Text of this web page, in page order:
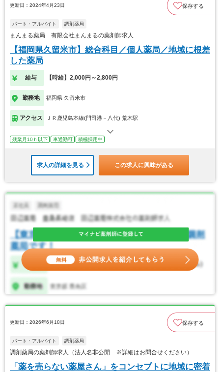
更新日：2024年4月23日 保存する
パート・アルバイト 調剤薬局
まんまる薬局 有限会社まんまるの薬剤師求人
【福岡県久留米市】総合科目／個人薬局／地域に根差
した薬局
給与 【時給】2,000円～2,800円
勤務地 福岡県 久留米市
アクセス ＪＲ鹿児島本線(門司港－八代) 荒木駅
残業月10ｈ以下 車通勤可 積極採用中
求人の詳細を見る この求人に興味がある
更新日：2026年6月18日 保存する
パート・アルバイト 調剤薬局
調剤薬局の薬剤師求人（法人名非公開 ※詳細はお問合せください）
「薬を売らない薬屋さん」をコンセプトに地域に密着